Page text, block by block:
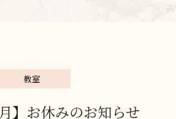
教室
】お休みのお知らせ